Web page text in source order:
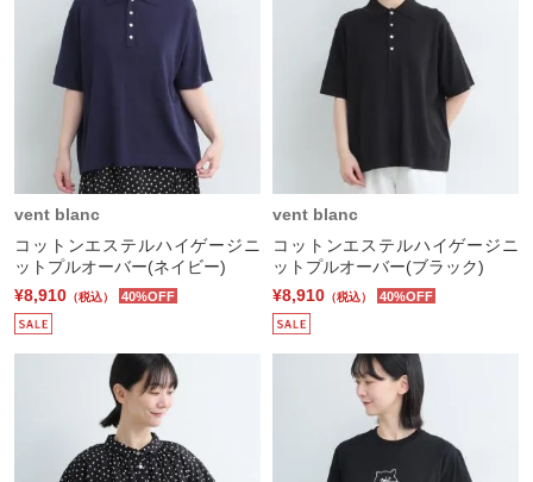
vent blanc
コットンエステルハイゲージニ
ットプルオーバー(ネイビー)
¥8,910 （税込） 40%OFF
vent blanc
コットンエステルハイゲージニ
ットプルオーバー(ブラック)
¥8,910 （税込） 40%OFF